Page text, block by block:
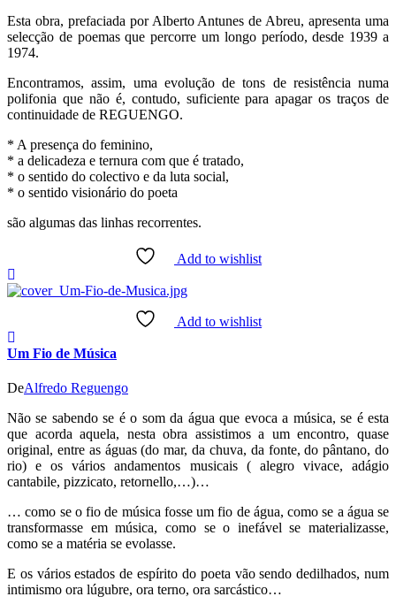
Esta obra, prefaciada por Alberto Antunes de Abreu, apresenta uma
selecção de poemas que percorre um longo período, desde 1939 a
1974.
Encontramos, assim, uma evolução de tons de resistência numa
polifonia que não é, contudo, suficiente para apagar os traços de
continuidade de REGUENGO.
* A presença do feminino,
* a delicadeza e ternura com que é tratado,
* o sentido do colectivo e da luta social,
* o sentido visionário do poeta
são algumas das linhas recorrentes.
Add to wishlist
Add to wishlist
Um Fio de Música
DeAlfredo Reguengo
Não se sabendo se é o som da água que evoca a música, se é esta
que acorda aquela, nesta obra assistimos a um encontro, quase
original, entre as águas (do mar, da chuva, da fonte, do pântano, do
rio) e os vários andamentos musicais ( alegro vivace, adágio
cantabile, pizzicato, retornello,…)…
… como se o fio de música fosse um fio de água, como se a água se
transformasse em música, como se o inefável se materializasse,
como se a matéria se evolasse.
E os vários estados de espírito do poeta vão sendo dedilhados, num
intimismo ora lúgubre, ora terno, ora sarcástico…